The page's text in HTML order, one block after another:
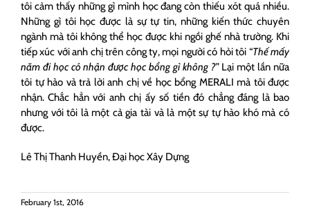
tôi cảm thấy những gì mình học đang còn thiếu xót quá nhiều.
Những gì tôi học được là sự tự tin, những kiến thức chuyên
ngành mà tôi không thể học được khi ngồi ghế nhà trường. Khi
tiếp xúc với anh chị trên công ty, mọi người có hỏi tôi “Thế mấy
năm đi học có nhận được học bổng gì không ?” Lại một lần nữa
tôi tự hào và trả lời anh chị về học bổng MERALI mà tôi được
nhận. Chắc hẳn với anh chị ấy số tiền đó chẳng đáng là bao
nhưng với tôi là một cả gia tài và là một sự tự hào khó mà có
được.
Lê Thị Thanh Huyền, Đại học Xây Dựng
February 1st, 2016